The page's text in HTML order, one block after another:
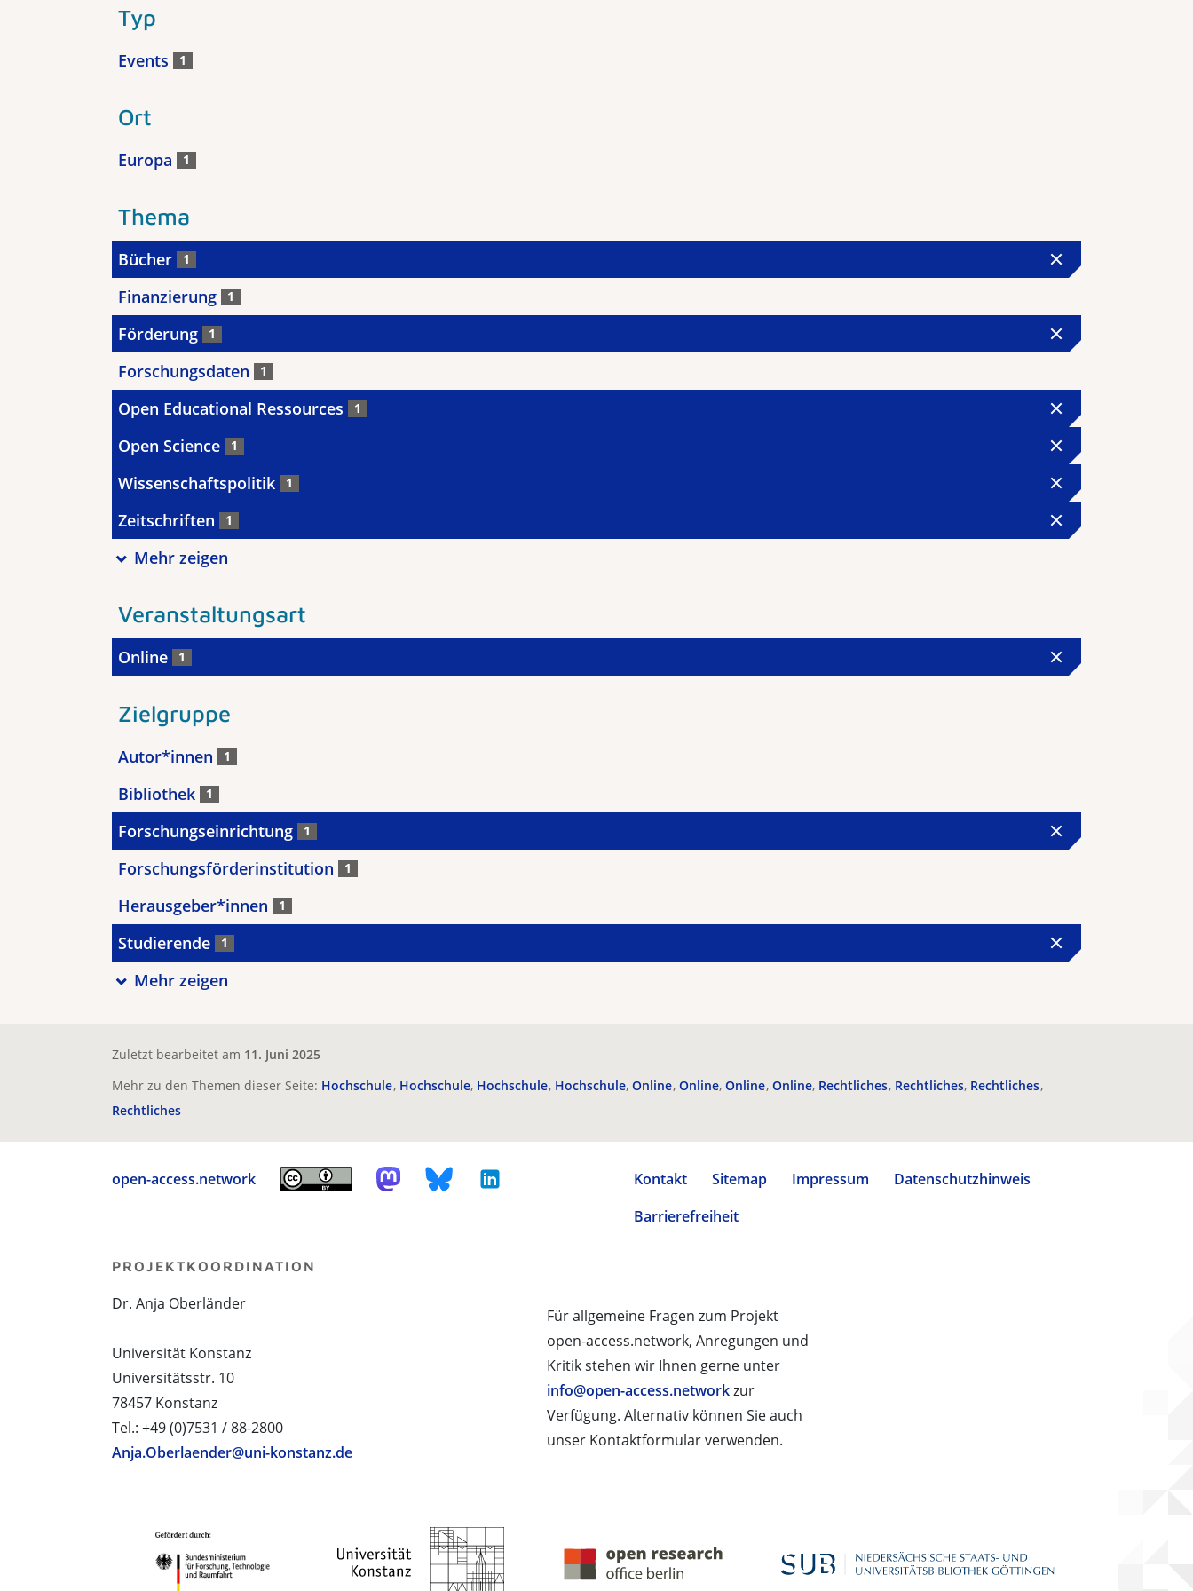
Typ
Events 1
Ort
Europa 1
Thema
Bücher 1
Finanzierung 1
Förderung 1
Forschungsdaten 1
Open Educational Ressources 1
Open Science 1
Wissenschaftspolitik 1
Zeitschriften 1
Mehr zeigen
Veranstaltungsart
Online 1
Zielgruppe
Autor*innen 1
Bibliothek 1
Forschungseinrichtung 1
Forschungsförderinstitution 1
Herausgeber*innen 1
Studierende 1
Mehr zeigen
Zuletzt bearbeitet am 11. Juni 2025
Mehr zu den Themen dieser Seite: Hochschule Hochschule Hochschule Hochschule Online Online Online Online Rechtliches Rechtliches Rechtliches
Rechtliches
open-access.network Kontakt Sitemap Impressum
Datenschutzhinweis
Barrierefreiheit
Für allgemeine Fragen zum Projekt
open-access.network, Anregungen und
Kritik stehen wir Ihnen gerne unter
info@open-access.networkzur
Verfügung. Alternativ können Sie auch
unser Kontaktformular verwenden.
PROJEKTKOORDINATION
Dr. Anja Oberländer
Universität Konstanz
Universitätsstr. 10
78457 Konstanz
Tel.: +49 (0)7531 / 88-2800
Anja.Oberlaender@uni-konstanz.de